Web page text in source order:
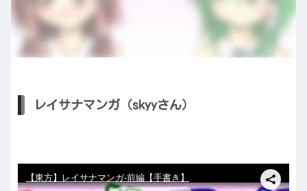
レイサナマンガ（skyyさん）